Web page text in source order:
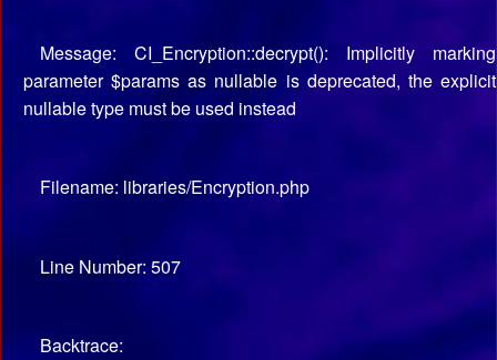
Message: CI_Encryption::decrypt(): Implicitly marking
parameter $params as nullable is deprecated, the explicit
nullable type must be used instead
Filename: libraries/Encryption.php
Line Number: 507
Backtrace: